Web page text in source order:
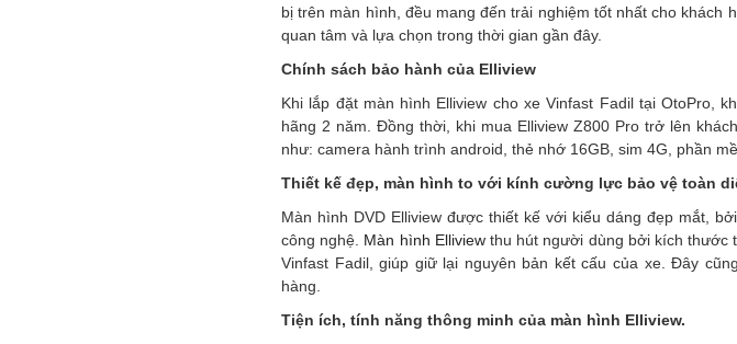
bị trên màn hình, đều mang đến trải nghiệm tốt nhất cho khách
quan tâm và lựa chọn trong thời gian gần đây.
Chính sách bảo hành của Elliview
Khi lắp đặt màn hình Elliview cho xe Vinfast Fadil tại OtoPro,
hãng 2 năm. Đồng thời, khi mua Elliview Z800 Pro trở lên
như: camera hành trình android, thẻ nhớ 16GB, sim 4G, phần
Thiết kế đẹp, màn hình to với kính cường lực bảo vệ toàn
Màn hình DVD Elliview được thiết kế với kiểu dáng đẹp mắt,
công nghệ. Màn hình Elliview thu hút người dùng bởi kích thước
Vinfast Fadil, giúp giữ lại nguyên bản kết cấu của xe. Đây
hàng.
Tiện ích, tính năng thông minh của màn hình Elliview.